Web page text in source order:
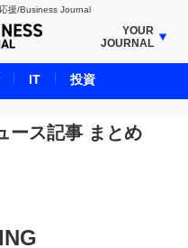
援/Business Journal
YOUR
JOURNAL
JOURNAL
ース記事 まとめ
IT 投資